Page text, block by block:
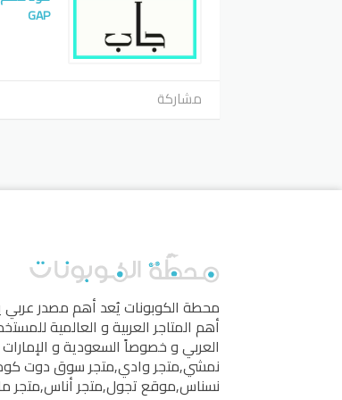
GAP
مشاركة
محطة الكوبوناتيُعد أهم مصدر
أهم المتاجر العربية و العالمية
العربي و خصوصاً السعودية و
نمشي,متجر وادي,متجر سوق دوت
نسناس,موقع تجول,متجر أناس,متجر